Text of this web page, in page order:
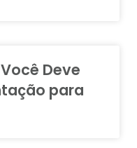
Deve
para